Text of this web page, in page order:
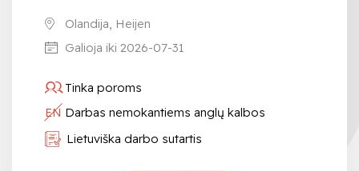
Olandija, Heijen
Galioja iki 2026-07-31
Tinka poroms
EN Darbas nemokantiems anglų kalbos
Lietuviška darbo sutartis